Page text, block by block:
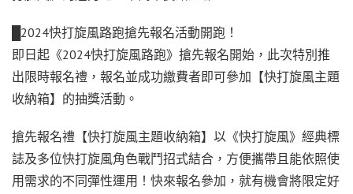
█2024快打旋風路跑搶先報名活動開跑！
即日起《2024快打旋風路跑》搶先報名開始，此次特別推
出限時報名禮，報名並成功繳費者即可參加【快打旋風主題
收納箱】的抽獎活動。
搶先報名禮【快打旋風主題收納箱】以《快打旋風》經典標
誌及多位快打旋風角色戰鬥招式結合，方便攜帶且能依照使
用需求的不同彈性運用！快來報名參加，就有機會將限定好